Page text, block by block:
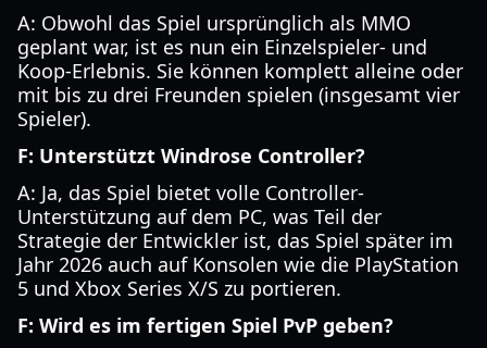
A: Obwohl das Spiel ursprünglich als MMO
geplant war, ist es nun ein Einzelspieler- und
Koop-Erlebnis. Sie können komplett alleine oder
mit bis zu drei Freunden spielen (insgesamt vier
Spieler).
F: Unterstützt Windrose Controller?
A: Ja, das Spiel bietet volle Controller-
Unterstützung auf dem PC, was Teil der
Strategie der Entwickler ist, das Spiel später im
Jahr 2026 auch auf Konsolen wie die PlayStation
5 und Xbox Series X/S zu portieren.
F: Wird es im fertigen Spiel PvP geben?